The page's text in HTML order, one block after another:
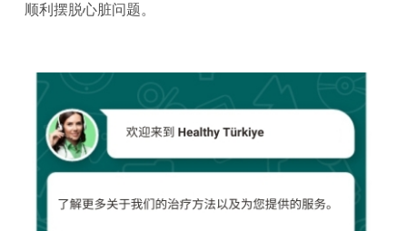
顺利摆脱心脏问题。